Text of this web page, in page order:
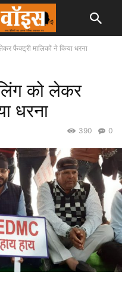
फैक्ट्री मालिकों ने किया धरना
को लेकर
धरना
0
390